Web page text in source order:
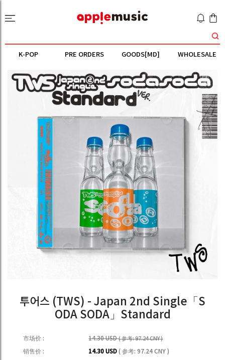
K-POP PRE ORDERS GOODS[MD] WHOLESALE
투어스 (TWS) - Japan 2nd Single「S
ODA SODA」Standard
市场价 : 14.30 USD( 参考: 97.24 CNY )
销售价 : 14.30 USD( 参考: 97.24 CNY )